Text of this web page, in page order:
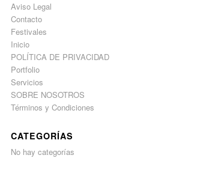
Aviso Legal
Contacto
Festivales
Inicio
POLÍTICA DE PRIVACIDAD
Portfolio
Servicios
SOBRE NOSOTROS
Términos y Condiciones
CATEGORÍAS
No hay categorías